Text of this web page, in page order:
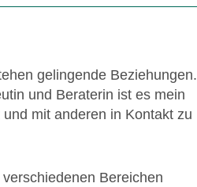
gelingende Beziehungen.
und Beraterin ist es mein
mit anderen in Kontakt zu
Bereichen